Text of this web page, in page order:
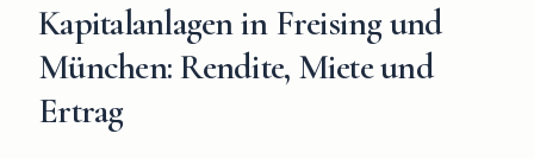
Kapitalanlagen in Freising und
München: Rendite, Miete und
Ertrag